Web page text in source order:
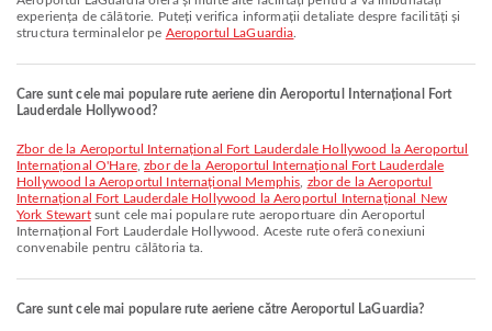
experiența de călătorie. Puteți verifica informații detaliate despre facilități și
structura terminalelor pe Aeroportul LaGuardia
Care sunt cele mai populare rute aeriene din Aeroportul Internațional Fort
Lauderdale Hollywood?
zbor de la Aeroportul Internațional Fort Lauderdale Hollywood la Aeroportul
Internațional O'Hare,zbor de la Aeroportul Internațional Fort Lauderdale
Hollywood la Aeroportul Internațional Memphis zbor de la Aeroportul
Internațional Fort Lauderdale Hollywood la Aeroportul Internațional New
York Stewartsunt cele mai populare rute aeroportuare din Aeroportul
Internațional Fort Lauderdale Hollywood. Aceste rute oferă conexiuni
convenabile pentru călătoria ta.
Care sunt cele mai populare rute aeriene către Aeroportul LaGuardia?